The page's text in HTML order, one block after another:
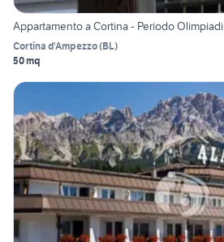
Appartamento a Cortina - Periodo Olimpiadi
Cortina d'Ampezzo(BL)
50 mq